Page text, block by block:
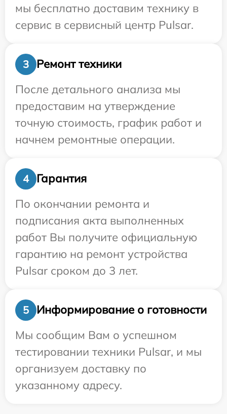
мы бесплатно доставим технику в
сервис в сервисный центр Pulsar.
3
Ремонт техники
После детального анализа мы
предоставим на утверждение
точную стоимость, график работ и
начнем ремонтные операции.
4
Гарантия
По окончании ремонта и
подписания акта выполненных
работ Вы получите официальную
гарантию на ремонт устройства
Pulsar сроком до 3 лет.
5
Информирование о готовности
Мы сообщим Вам о успешном
тестировании техники Pulsar, и мы
организуем доставку по
указанному адресу.